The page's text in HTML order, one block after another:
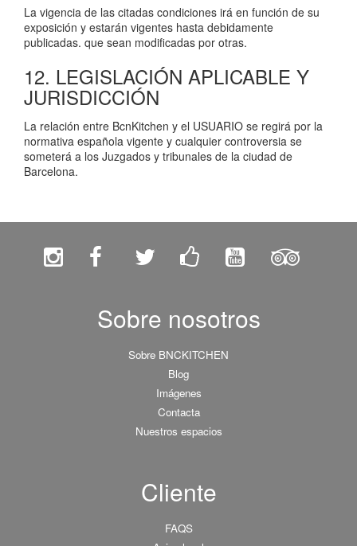
La vigencia de las citadas condiciones irá en función de su
exposición y estarán vigentes hasta debidamente
publicadas. que sean modificadas por otras.
12. LEGISLACIÓN APLICABLE Y
JURISDICCIÓN
La relación entre BcnKitchen y el USUARIO se regirá por la
normativa española vigente y cualquier controversia se
someterá a los Juzgados y tribunales de la ciudad de
Barcelona.
Sobre nosotros
Sobre BNCKITCHEN
Blog
Imágenes
Contacta
Nuestros espacios
Cliente
FAQS